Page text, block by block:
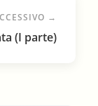
→
(I parte)